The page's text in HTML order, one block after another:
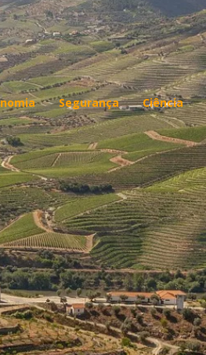
Segurança Ciência